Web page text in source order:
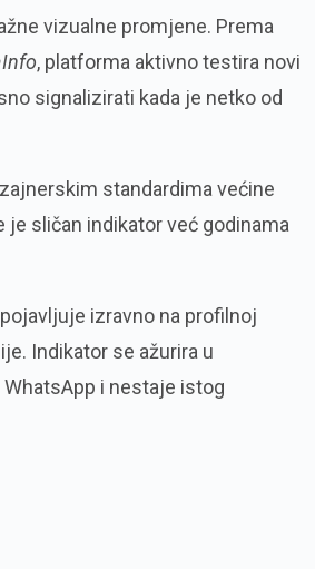
vizualne promjene. Prema
, platforma aktivno testira novi
signalizirati kada je netko od
standardima većine
sličan indikator već godinama
izravno na profilnoj
Indikator se ažurira u
i nestaje istog